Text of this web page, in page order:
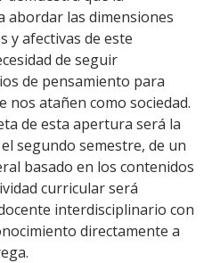
abordar las dimensiones
y afectivas de este
de seguir
de pensamiento para
nos atañen como sociedad.
de esta apertura será la
segundo semestre, de un
basado en los contenidos
curricular será
interdisciplinario con
directamente a